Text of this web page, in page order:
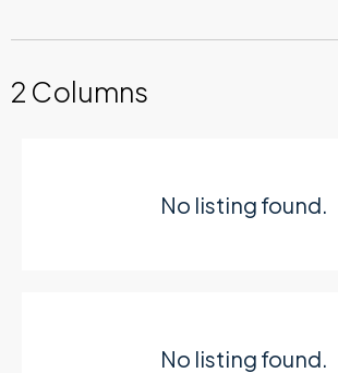
2 Columns
No listing found.
No listing found.